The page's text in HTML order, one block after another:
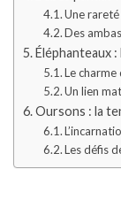
Une
Des
Éléphanteaux
Le charme
Un lien
Oursons : la
Les défis